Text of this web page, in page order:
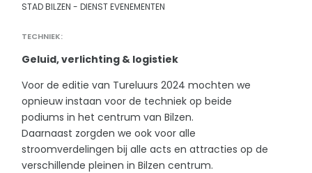
STAD BILZEN - DIENST EVENEMENTEN
TECHNIEK:
Geluid, verlichting & logistiek
Voor de editie van Tureluurs 2024 mochten we
opnieuw instaan voor de techniek op beide
podiums in het centrum van Bilzen.
Daarnaast zorgden we ook voor alle
stroomverdelingen bij alle acts en attracties op de
verschillende pleinen in Bilzen centrum.